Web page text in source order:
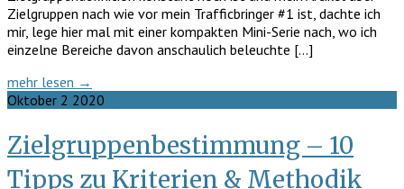
Zielgruppen nach wie vor mein Trafficbringer #1 ist, dachte ich
mir, lege hier mal mit einer kompakten Mini-Serie nach, wo ich
einzelne Bereiche davon anschaulich beleuchte […]
mehr lesen →
Oktober 2 2020
Zielgruppenbestimmung – 10
Tipps zu Kriterien & Methodik